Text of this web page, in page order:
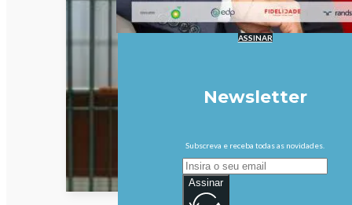
ASSINAR
Newsletter
Subscreva e receba todas as novidades.
Assinar